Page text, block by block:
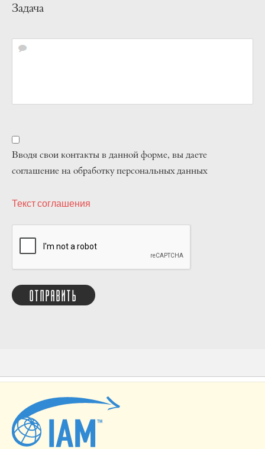
Задача
Вводя свои контакты в данной форме, вы даете
соглашение на обработку персональных данных
Текст соглашения